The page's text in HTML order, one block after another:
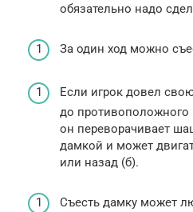
обязательно надо
За один ход можно
Если игрок довел
до противоположного
он переворачивает
дамкой и может
или назад (б).
Съесть дамку может